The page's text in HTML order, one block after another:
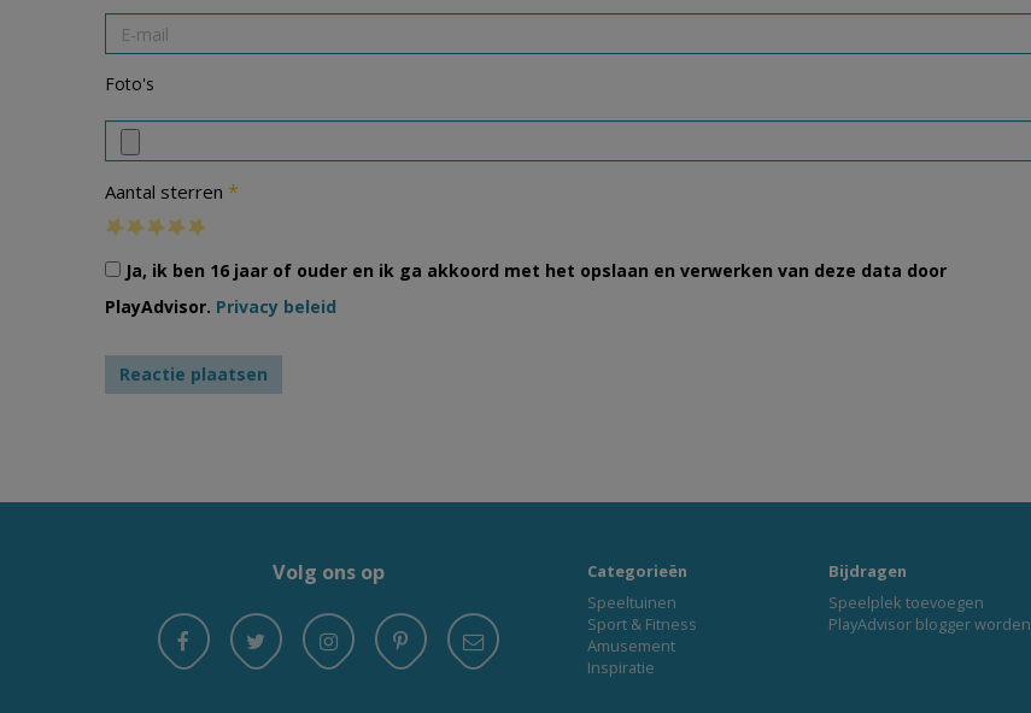
Foto's
Aantal sterren *
Ja, ik ben 16 jaar of ouder en ik ga akkoord met het opslaan en verwerken van deze data door
PlayAdvisor. Privacy beleid
Volg ons op
Categorieën
Speeltuinen
Sport & Fitness
Amusement
Inspiratie
Bijdragen
Speelplek toevoegen
PlayAdvisor blogger worden